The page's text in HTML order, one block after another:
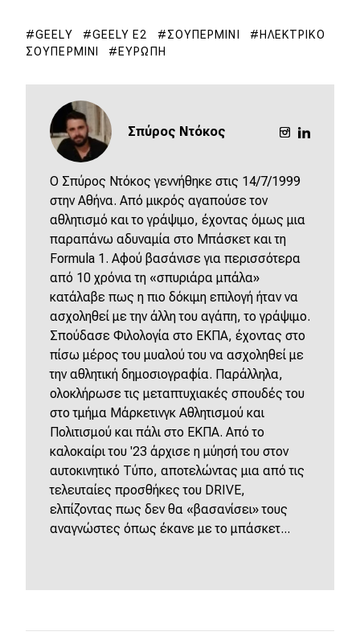
GEELY GEELY E2 ΣΟΥΠΕΡΜΊΝΙ
ΗΛΕΚΤΡΙΚΌ
ΣΟΥΠΕΡΜΊΝΙ
ΕΥΡΏΠΗ
Σπύρος Ντόκος
O Σπύρος Ντόκος γεννήθηκε στις 14/7/1999
στην Αθήνα. Από μικρός αγαπούσε τον
αθλητισμό και το γράψιμο, έχοντας όμως μια
παραπάνω αδυναμία στο Μπάσκετ και τη
Formula 1. Αφού βασάνισε για περισσότερα
από 10 χρόνια τη «σπυριάρα μπάλα»
κατάλαβε πως η πιο δόκιμη επιλογή ήταν να
ασχοληθεί με την άλλη του αγάπη, το γράψιμο.
Σπούδασε Φιλολογία στο ΕΚΠΑ, έχοντας στο
πίσω μέρος του μυαλού του να ασχοληθεί με
την αθλητική δημοσιογραφία. Παράλληλα,
ολοκλήρωσε τις μεταπτυχιακές σπουδές του
στο τμήμα Μάρκετινγκ Αθλητισμού και
Πολιτισμού και πάλι στο ΕΚΠΑ. Από το
καλοκαίρι του '23 άρχισε η μύησή του στον
αυτοκινητικό Τύπο, αποτελώντας μια από τις
τελευταίες προσθήκες του DRIVE,
ελπίζοντας πως δεν θα «βασανίσει» τους
αναγνώστες όπως έκανε με το μπάσκετ...